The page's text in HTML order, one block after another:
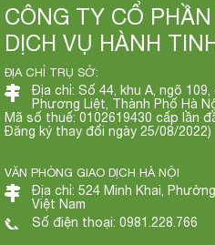
CÔNG TY CỔ
DỊCH VỤ HÀNH
ĐỊA CHỈ TRỤ SỞ:
Địa chỉ: Số 44, khu A, ngõ
Phương Liệt, Thành Phố Hà
Mã số thuế: 0102619430 cấp lần
Đăng ký thay đổi ngày 25/08/2022)
VĂN PHÒNG GIAO DỊCH HÀ NỘI
Địa chỉ: 524 Minh Khai,
Việt Nam
Số điện thoại: 0981.228.766